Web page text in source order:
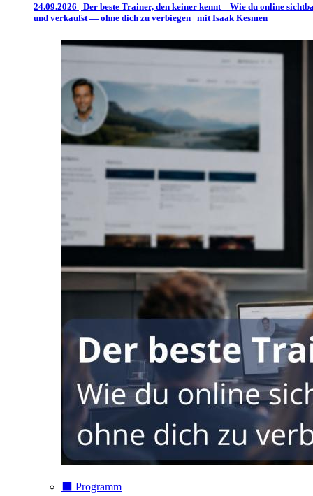
24.09.2026 | Der beste Trainer, den keiner kennt – Wie du online
und verkaufst — ohne dich zu verbiegen | mit Isaak Kesmen
⬛️ Programm